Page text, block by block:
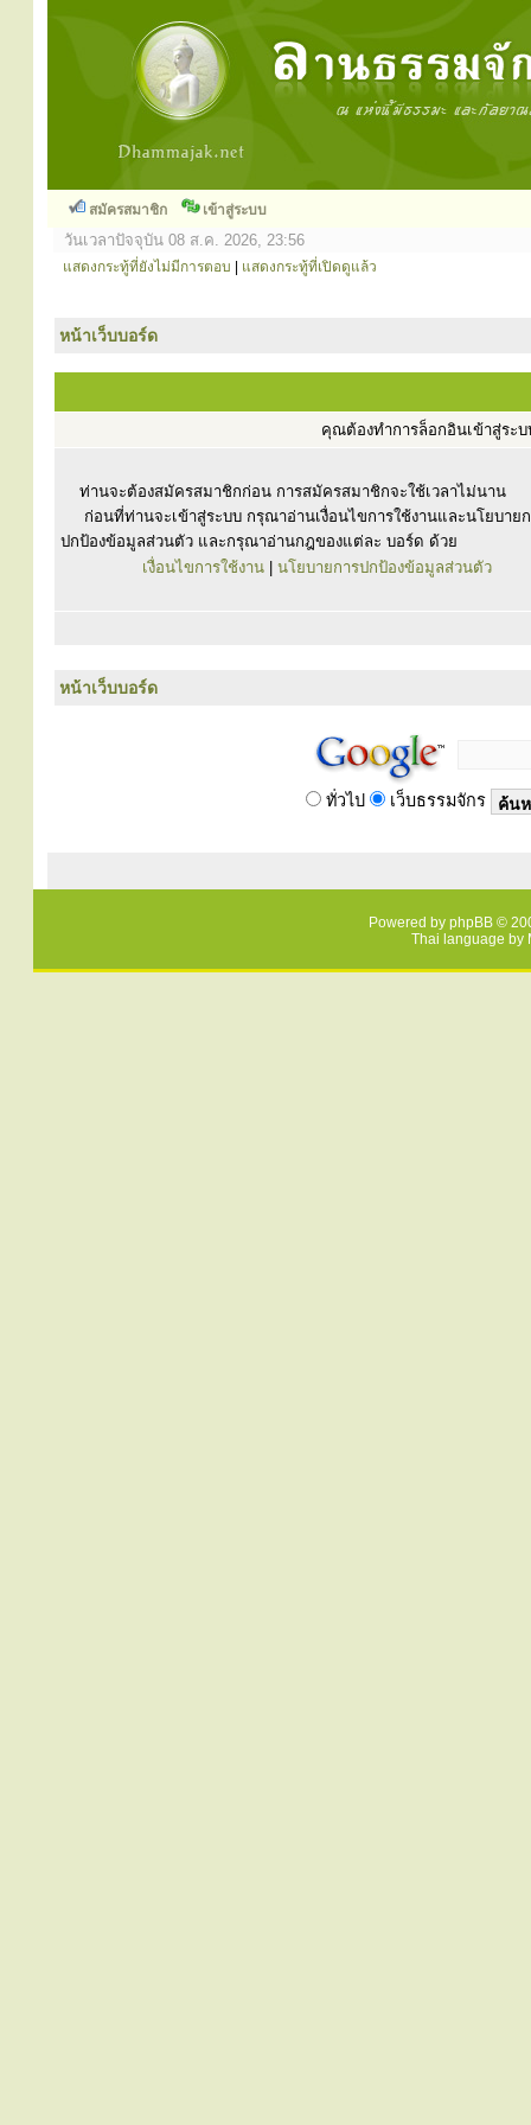
สมัครสมาชิก เข้าสู่ระบบ
วันเวลาปัจจุบัน 08 ส.ค. 2026, 23:56
แสดงกระทู้ที่ยังไม่มีการตอบ แสดงกระทู้ที่เปิดดูแล้ว
หน้าเว็บบอร์ด
คุณต้องทำการล็อกอินเข้าสู่ระ
ท่านจะต้องสมัครสมาชิกก่อน การสมัครสมาชิกจะใช้เวลาไม่นาน
ก่อนที่ท่านจะเข้าสู่ระบบ กรุณาอ่านเงื่อนไขการใช้งานและนโยบาย
ปกป้องข้อมูลส่วนตัว และกรุณาอ่านกฎของแต่ละ บอร์ด ด้วย
เงื่อนไขการใช้งาน
นโยบายการปกป้องข้อมูลส่วนตัว
หน้าเว็บบอร์ด
ทั่วไป เว็บธรรมจักร
Powered by phpBB ©
Thai language by